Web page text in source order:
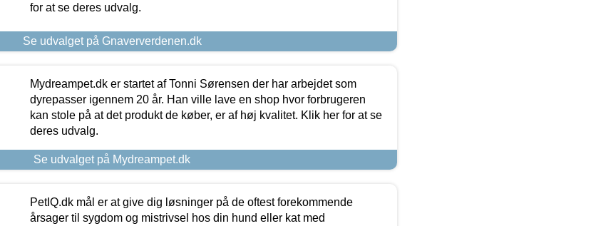
for at se deres udvalg.
Se udvalget på Gnaververdenen.dk
Mydreampet.dk er startet af Tonni Sørensen der har arbejdet som
dyrepasser igennem 20 år. Han ville lave en shop hvor forbrugeren
kan stole på at det produkt de køber, er af høj kvalitet. Klik her for at se
deres udvalg.
Se udvalget på Mydreampet.dk
PetIQ.dk mål er at give dig løsninger på de oftest forekommende
årsager til sygdom og mistrivsel hos din hund eller kat med